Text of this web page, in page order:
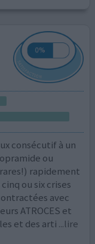
consécutif à un
ou
rapidement
ou six crises
avec
ATROCES et
et des arti ...lire